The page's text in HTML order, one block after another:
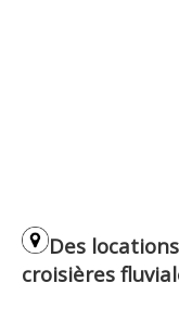
Des
croisières